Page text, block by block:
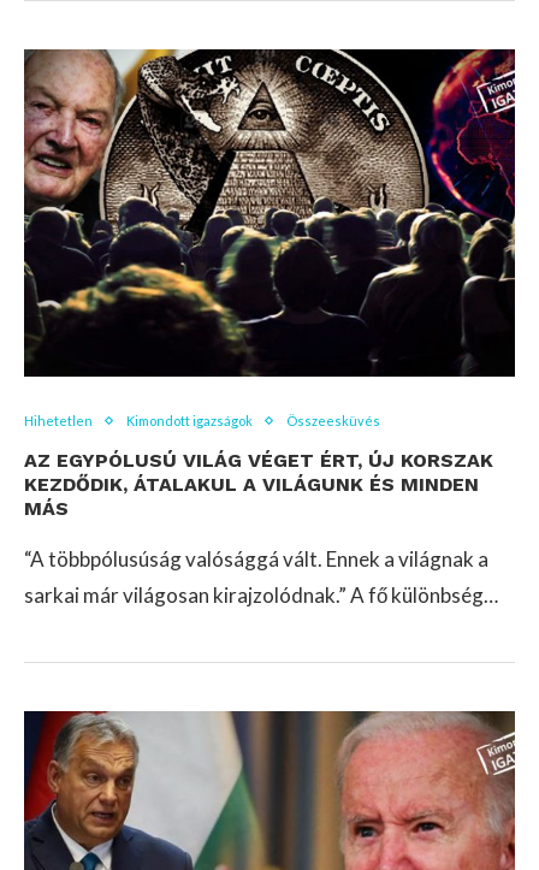
Hihetetlen Kimondott igazságok Összeesküvés
AZ EGYPÓLUSÚ VILÁG VÉGET ÉRT, ÚJ KORSZAK
KEZDŐDIK, ÁTALAKUL A VILÁGUNK ÉS MINDEN
MÁS
“A többpólusúság valósággá vált. Ennek a világnak a
sarkai már világosan kirajzolódnak.” A fő különbség…